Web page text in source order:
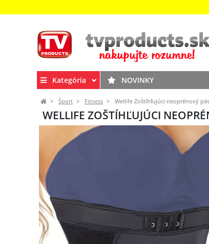
Kategória NOVINKY
Šport Fitness Wellife Zoštíhľujúci neoprénový pás
WELLIFE ZOŠTÍHĽUJÚCI